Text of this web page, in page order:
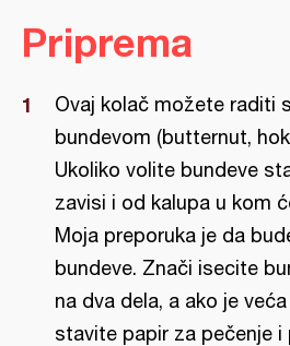
Priprema
Ovaj kolač možete raditi
bundevom (butternut,
Ukoliko volite bundeve
zavisi i od kalupa u kom
Moja preporuka je da
bundeve. Znači isecite
na dva dela, a ako je
stavite papir za pečenje